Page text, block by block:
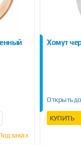
заказ
Хомут
Открыть
КУПИТЬ